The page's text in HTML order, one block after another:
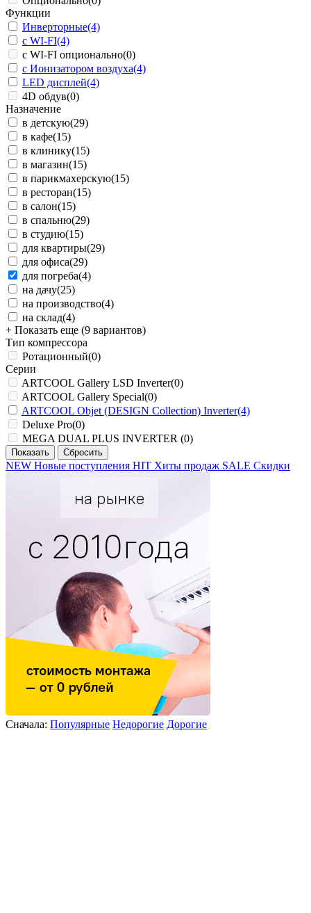
Функции
Инверторные(4)
с WI-FI(4)
с WI-FI опционально(0)
с Ионизатором воздуха(4)
LED дисплей(4)
4D обдув(0)
Назначение
в детскую(29)
в кафе(15)
в клинику(15)
в магазин(15)
в парикмахерскую(15)
в ресторан(15)
в салон(15)
в спальню(29)
в студию(15)
для квартиры(29)
для офиса(29)
для погреба(4)
на дачу(25)
на производство(4)
на склад(4)
+ Показать еще (9 вариантов)
Тип компрессора
Ротационный(0)
Серии
ARTCOOL Gallery LSD Inverter(0)
ARTCOOL Gallery Special(0)
ARTCOOL Objet (DESIGN Collection) Inverter(4)
Deluxe Pro(0)
MEGA DUAL PLUS INVERTER (0)
NEW Новые поступления HIT Хиты продаж SALE Скидки
Сначала: Популярные Недорогие Дорогие